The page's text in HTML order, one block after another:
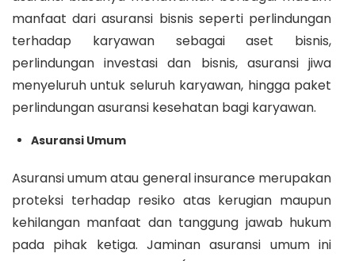
manfaat dari asuransi bisnis seperti perlindungan
terhadap karyawan sebagai aset bisnis,
perlindungan investasi dan bisnis, asuransi jiwa
menyeluruh untuk seluruh karyawan, hingga paket
perlindungan asuransi kesehatan bagi karyawan.
Asuransi Umum
Asuransi umum atau general insurance merupakan
proteksi terhadap resiko atas kerugian maupun
kehilangan manfaat dan tanggung jawab hukum
pada pihak ketiga. Jaminan asuransi umum ini